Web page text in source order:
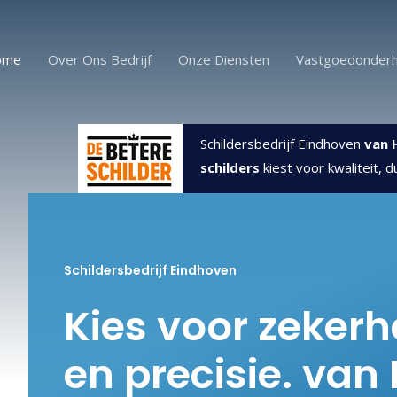
Over Ons Bedrijf Onze Diensten
Schildersbedrijf Eindhoven van
schilders kiest voor kwaliteit,
Schildersbedrijf Eindhoven
Kies voor
en precisie. van